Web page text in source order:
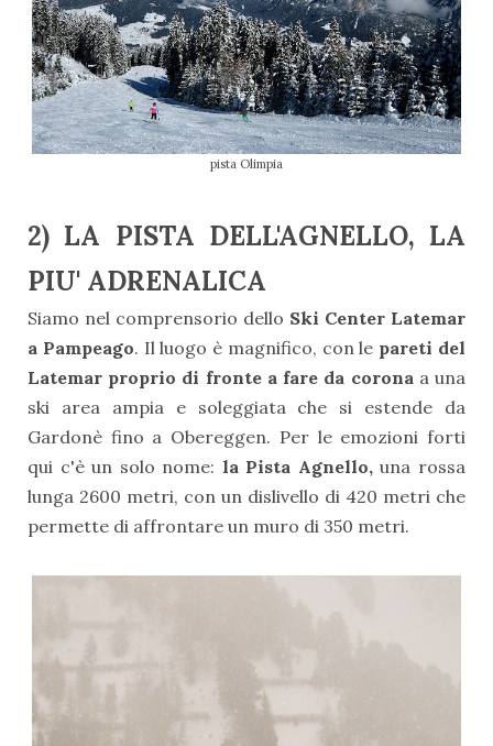
pista Olimpia
2) LA PISTA DELL'AGNELLO, LA
PIU' ADRENALICA
Siamo nel comprensorio dello Ski Center Latemar
a Pampeago. Il luogo è magnifico, con le pareti del
Latemar proprio di fronte a fare da coronaa una
ski area ampia e soleggiata che si estende da
Gardonè fino a Obereggen. Per le emozioni forti
qui c'è un solo nome: la Pista Agnello,una rossa
lunga 2600 metri, con un dislivello di 420 metri che
permette di affrontare un muro di 350 metri.